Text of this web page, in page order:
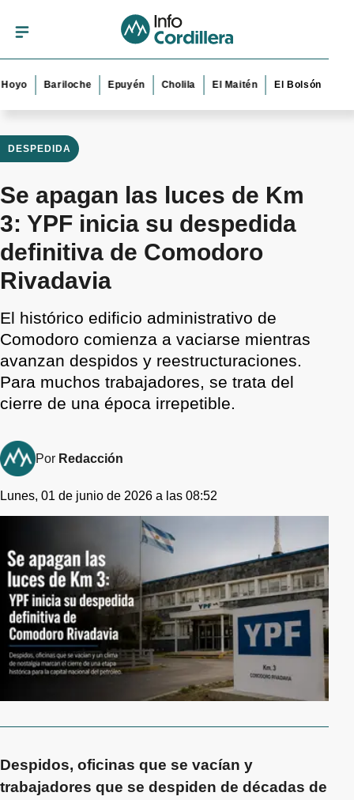
Bariloche Epuyén Cholila El Maitén El Bolsón Esquel
DESPEDIDA
Se apagan las luces de Km
3: YPF inicia su despedida
definitiva de Comodoro
Rivadavia
El histórico edificio administrativo de
Comodoro comienza a vaciarse mientras
avanzan despidos y reestructuraciones.
Para muchos trabajadores, se trata del
cierre de una época irrepetible.
Por Redacción
Lunes, 01 de junio de 2026 a las 08:52
Despidos, oficinas que se vacían y
trabajadores que se despiden de décadas de